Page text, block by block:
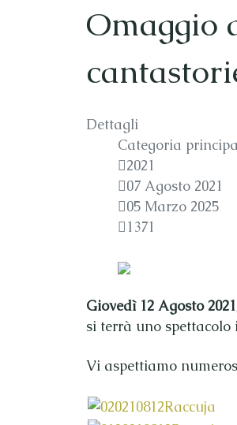
Omaggio
Dettagli
Categoria
2021
07 Agosto 2021
05 Marzo 2025
1371
Giovedì 12 Agosto
si terrà uno spettacolo
Vi aspettiamo